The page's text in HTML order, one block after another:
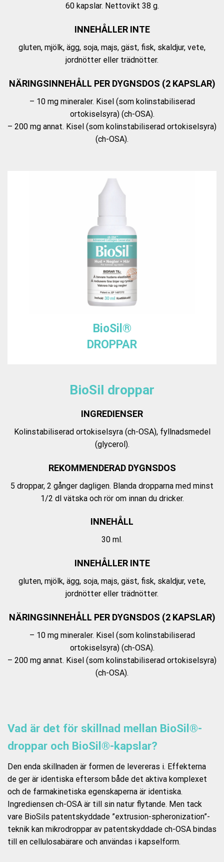
60 kapslar. Nettovikt 38 g.
INNEHÅLLER INTE
gluten, mjölk, ägg, soja, majs, gäst, fisk, skaldjur, vete,
jordnötter eller trädnötter.
NÄRINGSINNEHÅLL PER DYGNSDOS (2 KAPSLAR)
– 10 mg mineraler. Kisel (som kolinstabiliserad
ortokiselsyra) (ch-OSA).
– 200 mg annat. Kisel (som kolinstabiliserad ortokiselsyra)
(ch-OSA).
BioSil®
DROPPAR
BioSil droppar
INGREDIENSER
Kolinstabiliserad ortokiselsyra (ch-OSA), fyllnadsmedel
(glycerol).
REKOMMENDERAD DYGNSDOS
5 droppar, 2 gånger dagligen. Blanda dropparna med minst
1/2 dl vätska och rör om innan du dricker.
INNEHÅLL
30 ml.
INNEHÅLLER INTE
gluten, mjölk, ägg, soja, majs, gäst, fisk, skaldjur, vete,
jordnötter eller trädnötter.
NÄRINGSINNEHÅLL PER DYGNSDOS (2 KAPSLAR)
– 10 mg mineraler. Kisel (som kolinstabiliserad
ortokiselsyra) (ch-OSA).
– 200 mg annat. Kisel (som kolinstabiliserad ortokiselsyra)
(ch-OSA).
Vad är det för skillnad mellan BioSil®-
droppar och BioSil®-kapslar?
Den enda skillnaden är formen de levereras i. Effekterna
de ger är identiska eftersom både det aktiva komplexet
och de farmakinetiska egenskaperna är identiska.
Ingrediensen ch-OSA är till sin natur flytande. Men tack
vare BioSils patentskyddade ”extrusion-spheronization”-
teknik kan mikrodroppar av patentskyddade ch-OSA bindas
till en cellulosabärare och användas i kapselform.